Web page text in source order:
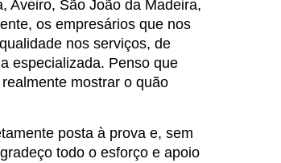
Aveiro, São João da Madeira,
os empresários que nos
nos serviços, de
especializada. Penso que
mostrar o quão
posta à prova e, sem
todo o esforço e apoio